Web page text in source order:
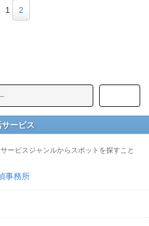
1 2
ービス
ービスジャンルからスポットを探すこと
事務所